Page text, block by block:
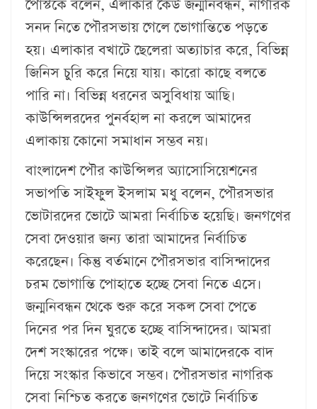
পোস্টকে বলেন, এলাকার কেউ জন্মনিবন্ধন, নাগরিক
সনদ নিতে পৌরসভায় গেলে ভোগান্তিতে পড়তে
হয়। এলাকার বখাটে ছেলেরা অত্যাচার করে, বিভিন্ন
জিনিস চুরি করে নিয়ে যায়। কারো কাছে বলতে
পারি না। বিভিন্ন ধরনের অসুবিধায় আছি।
কাউন্সিলরদের পুনর্বহাল না করলে আমাদের
এলাকায় কোনো সমাধান সম্ভব নয়।
বাংলাদেশ পৌর কাউন্সিলর অ্যাসোসিয়েশনের
সভাপতি সাইফুল ইসলাম মধু বলেন, পৌরসভার
ভোটারদের ভোটে আমরা নির্বাচিত হয়েছি। জনগণের
সেবা দেওয়ার জন্য তারা আমাদের নির্বাচিত
করেছেন। কিন্তু বর্তমানে পৌরসভার বাসিন্দাদের
চরম ভোগান্তি পোহাতে হচ্ছে সেবা নিতে এসে।
জন্মনিবন্ধন থেকে শুরু করে সকল সেবা পেতে
দিনের পর দিন ঘুরতে হচ্ছে বাসিন্দাদের। আমরা
দেশ সংস্কারের পক্ষে। তাই বলে আমাদেরকে বাদ
দিয়ে সংস্কার কিভাবে সম্ভব। পৌরসভার নাগরিক
সেবা নিশ্চিত করতে জনগণের ভোটে নির্বাচিত